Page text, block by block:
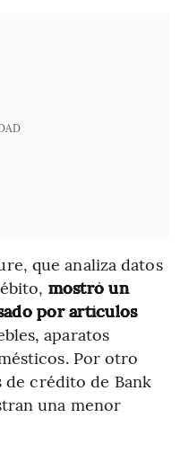
que analiza datos
mostró un
por artículos
aparatos
Por otro
de crédito de Bank
una menor